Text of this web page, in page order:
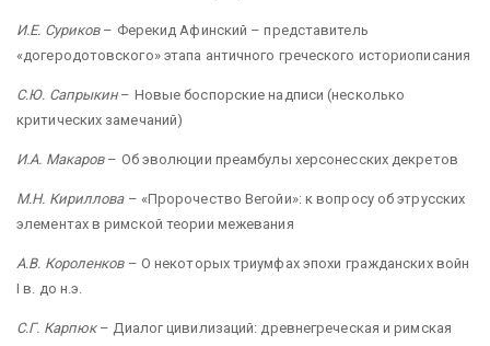
И.Е. Суриков– Ферекид Афинский – представитель
«догеродотовского» этапа античного греческого историописания
С.Ю. Сапрыкин– Новые боспорские надписи (несколько
критических замечаний)
И.А. Макаров– Об эволюции преамбулы херсонесских декретов
М.Н. Кириллова– «Пророчество Вегойи»: к вопросу об этрусских
элементах в римской теории межевания
А.В. Короленков– О некоторых триумфах эпохи гражданских войн
I в. до н.э.
С.Г. Карпюк– Диалог цивилизаций: древнегреческая и римская